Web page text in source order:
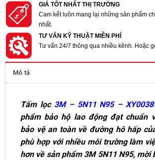
GIÁ TỐT NHẤT THỊ TRƯỜNG
Cam kết luôn mang lại những sản phẩm
nhất.
TƯ VẤN KỸ THUẬT MIỄN PHÍ
Tư vấn 24/7 thông qua nhiều kênh. Hoặc
Mô tả
Tấm lọc 3M – 5N11 N95 –
phẩm bảo hộ lao động đạt chuẩn
bảo vệ an toàn về đường hô hấp
phù hợp với nhiều môi trường làm
hơn về sản phẩm 3M 5N11 N95, mời